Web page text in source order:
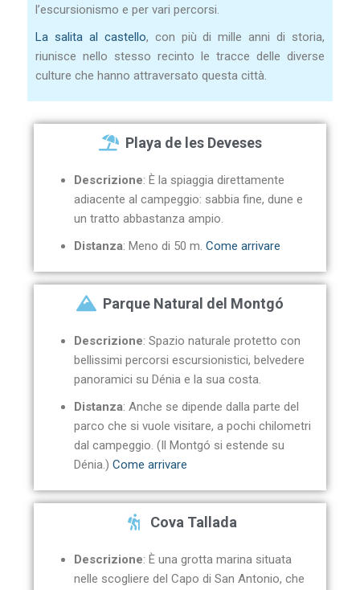
l’escursionismo e per vari percorsi.
La salita al castello, con più di mille anni di storia,
riunisce nello stesso recinto le tracce delle diverse
culture che hanno attraversato questa città.
Playa de les Deveses
Descrizione: È la spiaggia direttamente
adiacente al campeggio: sabbia fine, dune e
un tratto abbastanza ampio.
Distanza: Meno di 50 m. Come arrivare
Parque Natural del Montgó
Descrizione: Spazio naturale protetto con
bellissimi percorsi escursionistici, belvedere
panoramici su Dénia e la sua costa.
Distanza: Anche se dipende dalla parte del
parco che si vuole visitare, a pochi chilometri
dal campeggio. (Il Montgó si estende su
Dénia.) Come arrivare
Cova Tallada
Descrizione: È una grotta marina situata
nelle scogliere del Capo di San Antonio, che